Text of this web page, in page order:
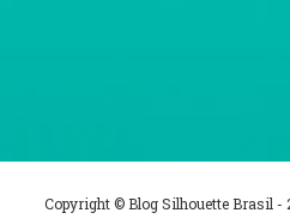
Copyright © Blog Silhouette Brasil -